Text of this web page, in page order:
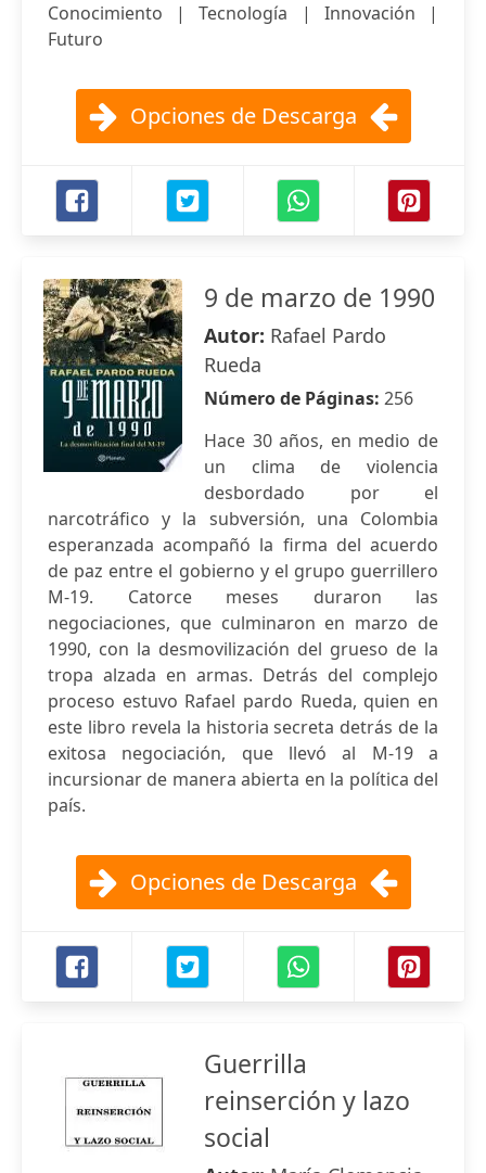
Conocimiento | Tecnología | Innovación |
Futuro
Opciones de Descarga
9 de marzo de 1990
Autor: Rafael Pardo
Rueda
Número de Páginas: 256
Hace 30 años, en medio de
un clima de violencia
desbordado por el
narcotráfico y la subversión, una Colombia
esperanzada acompañó la firma del acuerdo
de paz entre el gobierno y el grupo guerrillero
M-19. Catorce meses duraron las
negociaciones, que culminaron en marzo de
1990, con la desmovilización del grueso de la
tropa alzada en armas. Detrás del complejo
proceso estuvo Rafael pardo Rueda, quien en
este libro revela la historia secreta detrás de la
exitosa negociación, que llevó al M-19 a
incursionar de manera abierta en la política del
país.
Opciones de Descarga
Guerrilla
reinserción y lazo
social